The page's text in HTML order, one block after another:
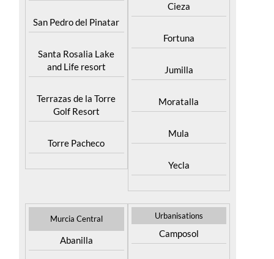
San Pedro del Pinatar
Santa Rosalia Lake
and Life resort
Terrazas de la Torre
Golf Resort
Torre Pacheco
Cieza
Fortuna
Jumilla
Moratalla
Mula
Yecla
Murcia Central
Abanilla
Urbanisations
Camposol